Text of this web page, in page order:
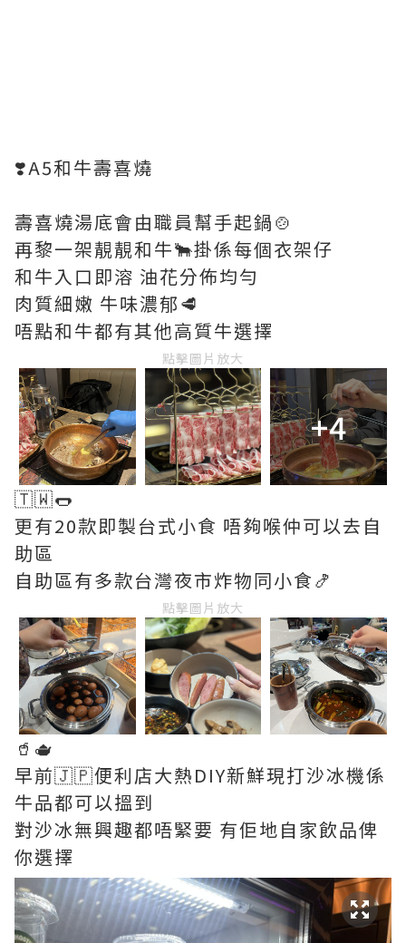
❣️A5和牛壽喜燒
壽喜燒湯底會由職員幫手起鍋🍲
再黎一架靚靚和牛🐂掛係每個衣架仔
和牛入口即溶 油花分佈均勻
肉質細嫩 牛味濃郁🥩
唔點和牛都有其他高質牛選擇
點擊圖片放大
+4
🇹🇼🌭
更有20款即製台式小食 唔夠喉仲可以去自
助區
自助區有多款台灣夜市炸物同小食🍤
點擊圖片放大
🥤🫖
早前🇯🇵便利店大熱DIY新鮮現打沙冰機係
牛品都可以搵到
對沙冰無興趣都唔緊要 有佢地自家飲品俾
你選擇